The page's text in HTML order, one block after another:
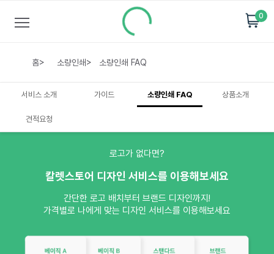
0
홈> 소량인쇄> 소량인쇄 FAQ
서비스 소개 가이드 소량인쇄 FAQ 상품소개
견적요청
로고가 없다면?
칼렛스토어 디자인 서비스를 이용해보세요
간단한 로고 배치부터 브랜드 디자인까지!
가격별로 나에게 맞는 디자인 서비스를 이용해보세요